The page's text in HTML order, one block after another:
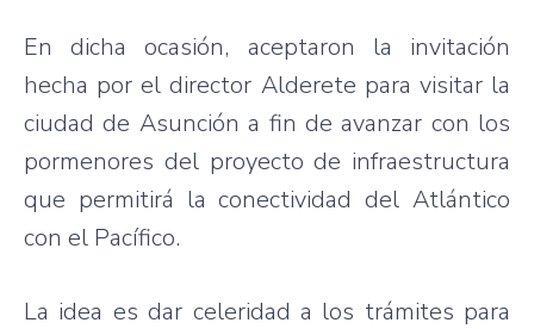
En dicha ocasión, aceptaron la invitación
hecha por el director Alderete para visitar la
ciudad de Asunción a fin de avanzar con los
pormenores del proyecto de infraestructura
que permitirá la conectividad del Atlántico
con el Pacífico.
La idea es dar celeridad a los trámites para